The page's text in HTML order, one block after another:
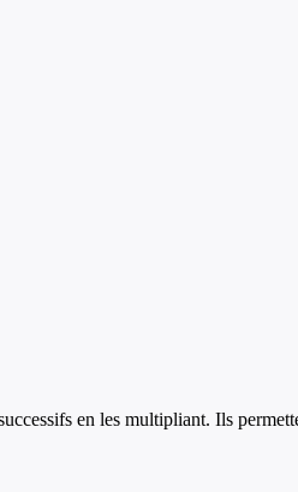
en les multipliant. Ils